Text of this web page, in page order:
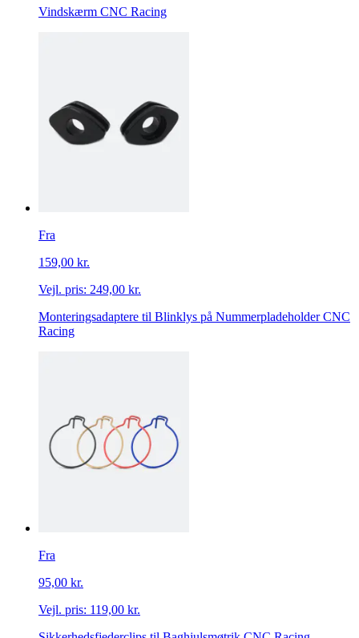
Vindskærm CNC Racing
Fra
159,00 kr.
Vejl. pris: 249,00 kr.
Monteringsadaptere til Blinklys på Nummerpladeholder CNC
Racing
Fra
95,00 kr.
Vejl. pris: 119,00 kr.